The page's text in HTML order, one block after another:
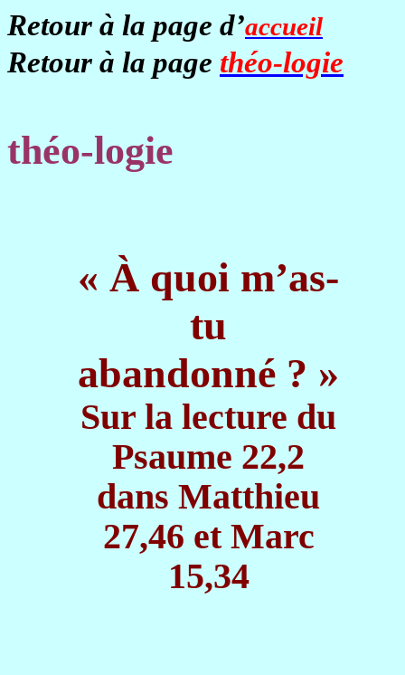
Retour à la page d’accueil
Retour à la page théo-logie
théo-logie
« À quoi m’as-
tu
abandonné ? »
Sur la lecture du
Psaume 22,2
dans Matthieu
27,46 et Marc
15,34